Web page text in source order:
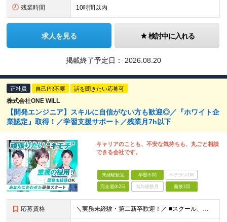
残業時間 10時間以内
求人を見る 検討中に入れる
掲載終了予定日： 2026.08.20
正社員 自己PR不要 話を聞きたい応募可
株式会社ONE WILL
【開発エンジニア】スキルに自信がない方も歓迎◎／『ホワイト企
業認定』取得！／学習支援サポート／残業月7h以下
キャリアのことも、不安な気持ちも、丸ごと相談
できる会社です。
未経験歓迎 学歴不問 ベテランOK
完全週休2日 賞与複数月 面接1回
応募資格 ＼実務未経験・第二新卒歓迎！／ ■スクール、職業訓練、独学などでITに関する一定の知識・スキル （ある程度コードが書けるレベル）をお持ちの方 ※学歴不問 ※35歳以下の方（長期キャリア形成のため）